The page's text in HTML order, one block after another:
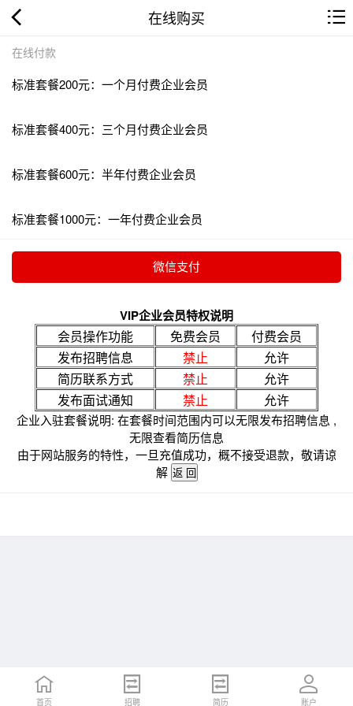
在线购买
在线付款
标准套餐200元：一个月付费企业会员
标准套餐400元：三个月付费企业会员
标准套餐600元：半年付费企业会员
标准套餐1000元：一年付费企业会员
VIP企业会员特权说明
会员操作功能 免费会员
付费会员
发布招聘信息
禁止
允许
简历联系方式
禁止
允许
发布面试通知
禁止 允许
企业入驻套餐说明: 在套餐时间范围内可以无限发布招聘信息 ,
无限查看简历信息
由于网站服务的特性，一旦充值成功，概不接受退款，敬请谅
解
首页 招聘 简历 账户